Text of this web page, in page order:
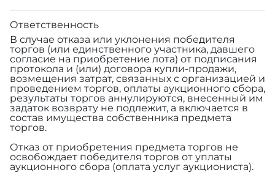
Ответственность
В случае отказа или уклонения победителя
торгов (или единственного участника, давшего
согласие на приобретение лота) от подписания
протокола и (или) договора купли-продажи,
возмещения затрат, связанных с организацией и
проведением торгов, оплаты аукционного сбора,
результаты торгов аннулируются, внесенный им
задаток возврату не подлежит, а включается в
состав имущества собственника предмета
торгов.
Отказ от приобретения предмета торгов не
освобождает победителя торгов от уплаты
аукционного сбора (оплата услуг аукциониста).